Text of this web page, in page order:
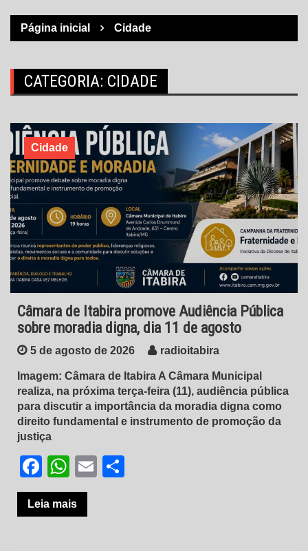
Página inicial Cidade
CATEGORIA: CIDADE
Cidade
Câmara de Itabira promove Audiência Pública
sobre moradia digna, dia 11 de agosto
5 de agosto de 2026 radioitabira
Imagem: Câmara de Itabira A Câmara Municipal
realiza, na próxima terça-feira (11), audiência pública
para discutir a importância da moradia digna como
direito fundamental e instrumento de promoção da
justiça
Facebook
WhatsApp
Email
Leia mais